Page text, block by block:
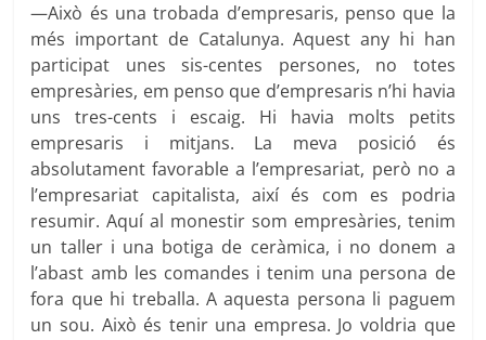
—Això és una trobada d’empresaris, penso que la
més important de Catalunya. Aquest any hi han
participat unes sis-centes persones, no totes
empresàries, em penso que d’empresaris n’hi havia
uns tres-cents i escaig. Hi havia molts petits
empresaris i mitjans. La meva posició és
absolutament favorable a l’empresariat, però no a
l’empresariat capitalista, així és com es podria
resumir. Aquí al monestir som empresàries, tenim
un taller i una botiga de ceràmica, i no donem a
l’abast amb les comandes i tenim una persona de
fora que hi treballa. A aquesta persona li paguem
un sou. Això és tenir una empresa. Jo voldria que